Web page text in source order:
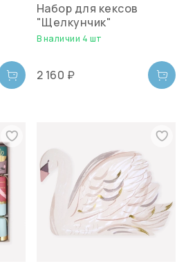
Набор для кексов
"Щелкунчик"
В наличии 4 шт
2 160 ₽